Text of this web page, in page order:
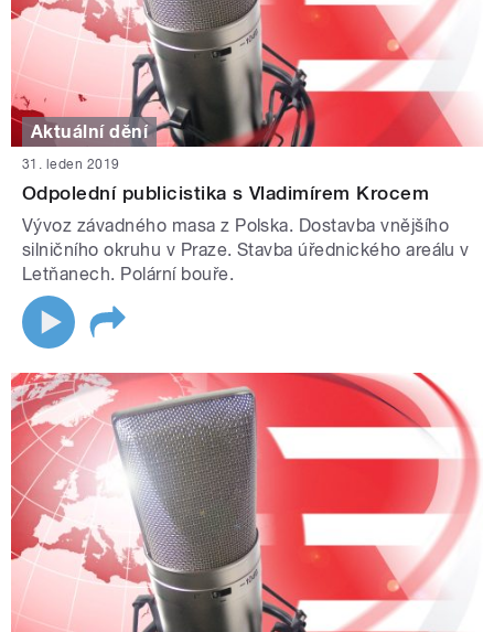
Aktuální dění
31. leden 2019
Odpolední publicistika s Vladimírem Krocem
Vývoz závadného masa z Polska. Dostavba vnějšího
silničního okruhu v Praze. Stavba úřednického areálu v
Letňanech. Polární bouře.